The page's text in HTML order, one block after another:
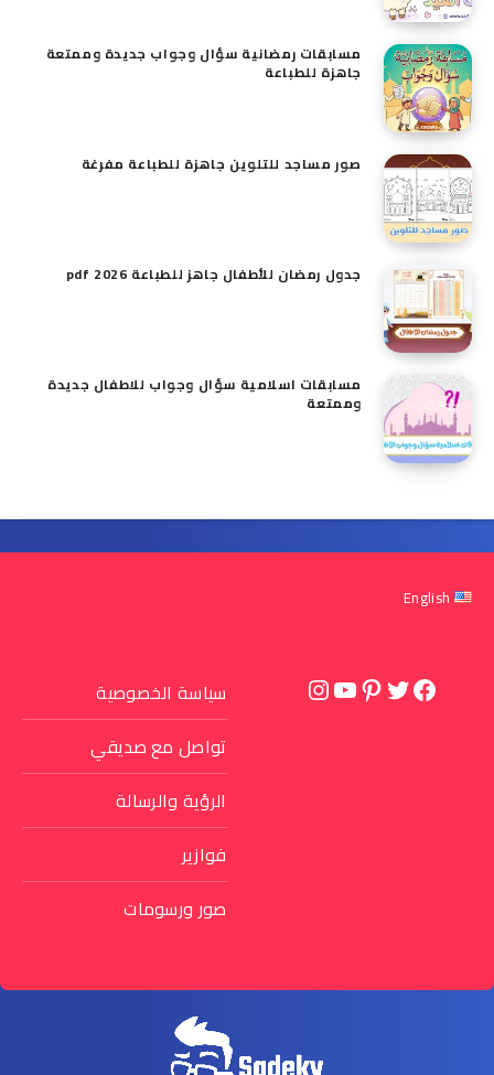
مسابقات رمضانية سؤال وجواب جديدة وممتعة
جاهزة للطباعة
صور مساجد للتلوين جاهزة للطباعة مفرغة
جدول رمضان للأطفال جاهز للطباعة pdf 2026
مسابقات اسلامية سؤال وجواب للاطفال​ جديدة
وممتعة
English
فيسبوك
تويتربينتريست
يوتيوبإنستجرام
سياسة الخصوصية
تواصل مع صديقي
الرؤية والرسالة
فوازير
صور ورسومات